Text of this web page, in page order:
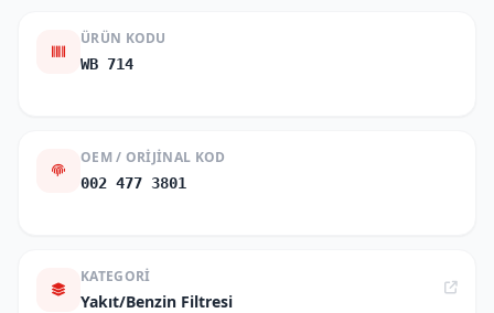
ÜRÜN KODU
WB 714
OEM / ORIJINAL KOD
002 477 3801
KATEGORI
Yakıt/Benzin Filtresi